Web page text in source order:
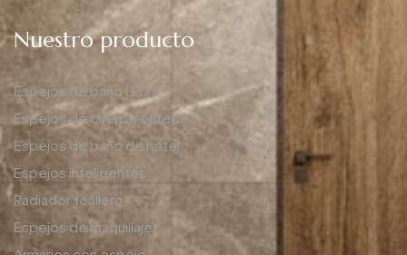
Nuestro producto
Espejos de baño LED
Espejos de cuerpo entero
Espejos de baño de hotel
Espejos inteligentes
Radiador toallero
Espejos de maquillaje